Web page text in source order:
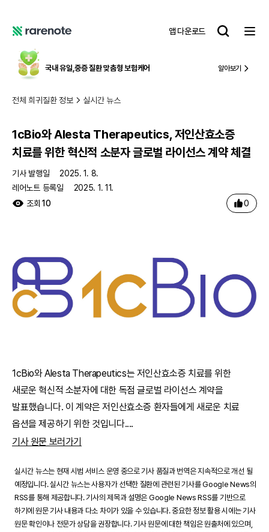
어
노
트
앱 다운로드
레
노
트
국내 유일,중증 질환 맞춤형 보험케어 알아보기
전체 희귀질환 정보 실시간 뉴스
1cBio와 Alesta Therapeutics, 저인산효소증
치료를 위한 혁신적 소분자 글로벌 라이선스 계약 체결
기사 발행일
2025. 1. 8.
레어노트 등록일
2025. 1. 11.
조회 10 0
1cBio와 Alesta Therapeutics는 저인산효소증 치료를 위한
새로운 혁신적 소분자에 대한 독점 글로벌 라이선스 계약을
발표했습니다. 이 계약은 저인산효소증 환자들에게 새로운 치료
옵션을 제공하기 위한 것입니다....
기사 원문 보러가기
실시간 뉴스는 현재 시범 서비스 운영 중으로 기사 품질과 번역은 지속적으로 개선 될
예정입니다. 실시간 뉴스는 사용자가 선택한 질환에 관련된 기사를 Google News의
RSS를 통해 제공합니다. 기사의 제목과 설명은 Google News RSS를 기반으로
하기에 원문 기사 내용과 다소 차이가 있을 수 있습니다. 중요한 정보 활용 시에는 기사
원문 확인이나 전문가 상담을 권장합니다. 기사 원문에 대한 책임은 원출처에 있으며,